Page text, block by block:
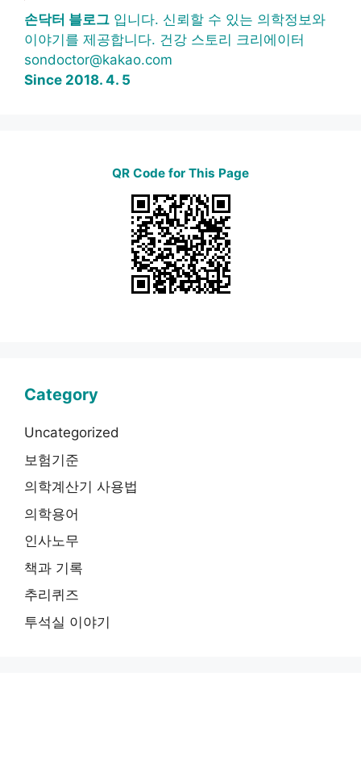
손닥터 블로그 입니다. 신뢰할 수 있는 의학정보와
이야기를 제공합니다. 건강 스토리 크리에이터
sondoctor@kakao.com
Since 2018. 4. 5
QR Code for This Page
Category
Uncategorized
보험기준
의학계산기 사용법
의학용어
인사노무
책과 기록
추리퀴즈
투석실 이야기